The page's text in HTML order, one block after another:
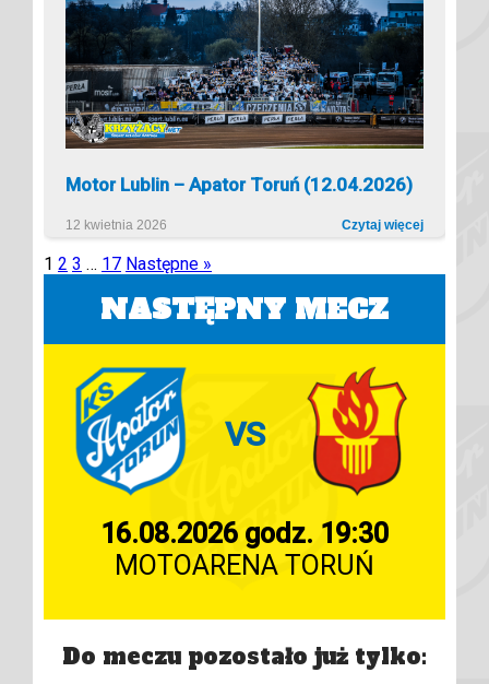
Motor Lublin – Apator Toruń (12.04.2026)
12 kwietnia 2026 Czytaj więcej
1 2 3 … 17 Następne »
NASTĘPNY MECZ
VS
16.08.2026 godz. 19:30
MOTOARENA TORUŃ
Do meczu pozostało już tylko: